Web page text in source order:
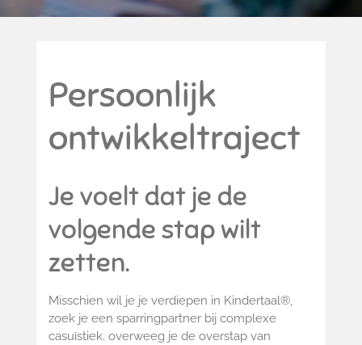
Persoonlijk
ontwikkeltraject
Je voelt dat je de
volgende stap wilt
zetten.
Misschien wil je je verdiepen in Kindertaal®,
zoek je een sparringpartner bij complexe
casuïstiek. overweeg je de overstap van